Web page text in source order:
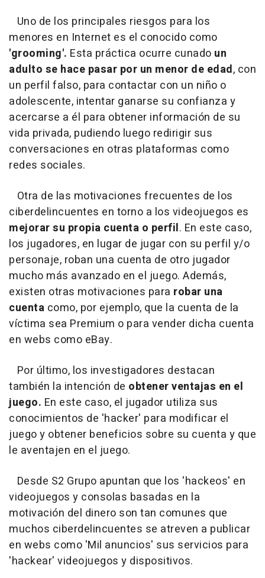
Uno de los principales riesgos para los
menores en Internet es el conocido como
'grooming'. Esta práctica ocurre cunado un
adulto se hace pasar por un menor de edad, con
un perfil falso, para contactar con un niño o
adolescente, intentar ganarse su confianza y
acercarse a él para obtener información de su
vida privada, pudiendo luego redirigir sus
conversaciones en otras plataformas como
redes sociales.
Otra de las motivaciones frecuentes de los
ciberdelincuentes en torno a los videojuegos es
mejorar su propia cuenta o perfil. En este caso,
los jugadores, en lugar de jugar con su perfil y/o
personaje, roban una cuenta de otro jugador
mucho más avanzado en el juego. Además,
existen otras motivaciones para robar una
cuenta como, por ejemplo, que la cuenta de la
víctima sea Premium o para vender dicha cuenta
en webs como eBay.
Por último, los investigadores destacan
también la intención de obtener ventajas en el
juego. En este caso, el jugador utiliza sus
conocimientos de 'hacker' para modificar el
juego y obtener beneficios sobre su cuenta y que
le aventajen en el juego.
Desde S2 Grupo apuntan que los 'hackeos' en
videojuegos y consolas basadas en la
motivación del dinero son tan comunes que
muchos ciberdelincuentes se atreven a publicar
en webs como 'Mil anuncios' sus servicios para
'hackear' videojuegos y dispositivos.